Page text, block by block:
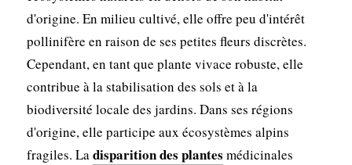
d'origine. En milieu cultivé, elle offre peu d'intérêt
pollinifère en raison de ses petites fleurs discrètes.
Cependant, en tant que plante vivace robuste, elle
contribue à la stabilisation des sols et à la
biodiversité locale des jardins. Dans ses régions
d'origine, elle participe aux écosystèmes alpins
fragiles. Ladisparition des plantes médicinales